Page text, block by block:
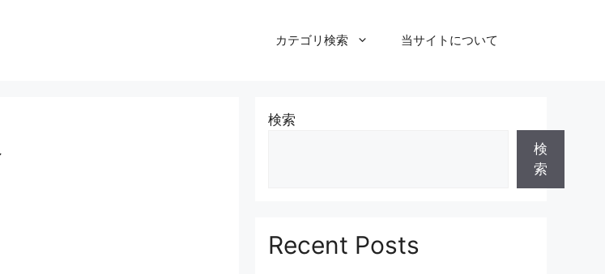
カテゴリ検索 当サイトについて
検索
検
索
Recent Posts